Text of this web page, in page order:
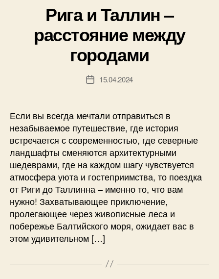
Рига и Таллин –
расстояние между
городами
Дата15.04.2024
Если вы всегда мечтали отправиться в
незабываемое путешествие, где история
встречается с современностью, где северные
ландшафты сменяются архитектурными
шедеврами, где на каждом шагу чувствуется
атмосфера уюта и гостеприимства, то поездка
от Риги до Таллинна – именно то, что вам
нужно! Захватывающее приключение,
пролегающее через живописные леса и
побережье Балтийского моря, ожидает вас в
этом удивительном […]